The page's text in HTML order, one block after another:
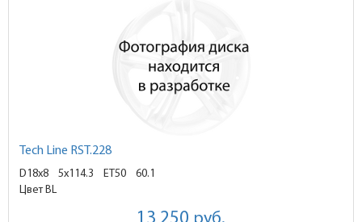
Tech Line RST.228
D18x8 5x114.3 ET50
60.1
Цвет BL